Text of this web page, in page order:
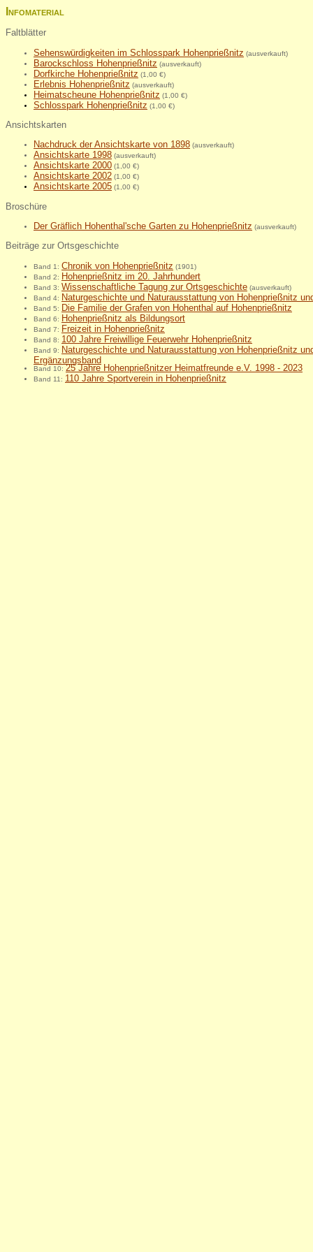
Infomaterial
Faltblätter
Sehenswürdigkeiten im Schlosspark Hohenprießnitz (ausverkauft)
Barockschloss Hohenprießnitz (ausverkauft)
Dorfkirche Hohenprießnitz (1,00 €)
Erlebnis Hohenprießnitz (ausverkauft)
Heimatscheune Hohenprießnitz (1,00 €)
Schlosspark Hohenprießnitz (1,00 €)
Ansichtskarten
Nachdruck der Ansichtskarte von 1898 (ausverkauft)
Ansichtskarte 1998 (ausverkauft)
Ansichtskarte 2000 (1,00 €)
Ansichtskarte 2002 (1,00 €)
Ansichtskarte 2005 (1,00 €)
Broschüre
Der Gräflich Hohenthal'sche Garten zu Hohenprießnitz (ausverkauft)
Beiträge zur Ortsgeschichte
Band 1: Chronik von Hohenprießnitz (1901)
Band 2: Hohenprießnitz im 20. Jahrhundert
Band 3: Wissenschaftliche Tagung zur Ortsgeschichte (ausverkauft)
Band 4: Naturgeschichte und Naturausstattung von Hohenprießnitz
Band 5: Die Familie der Grafen von Hohenthal auf Hohenprießnitz
Band 6: Hohenprießnitz als Bildungsort
Band 7: Freizeit in Hohenprießnitz
Band 8: 100 Jahre Freiwillige Feuerwehr Hohenprießnitz
Band 9: Naturgeschichte und Naturausstattung von Hohenprießnitz
Ergänzungsband
Band 10: 25 Jahre Hohenprießnitzer Heimatfreunde e.V. 1998 - 2023
Band 11: 110 Jahre Sportverein in Hohenprießnitz